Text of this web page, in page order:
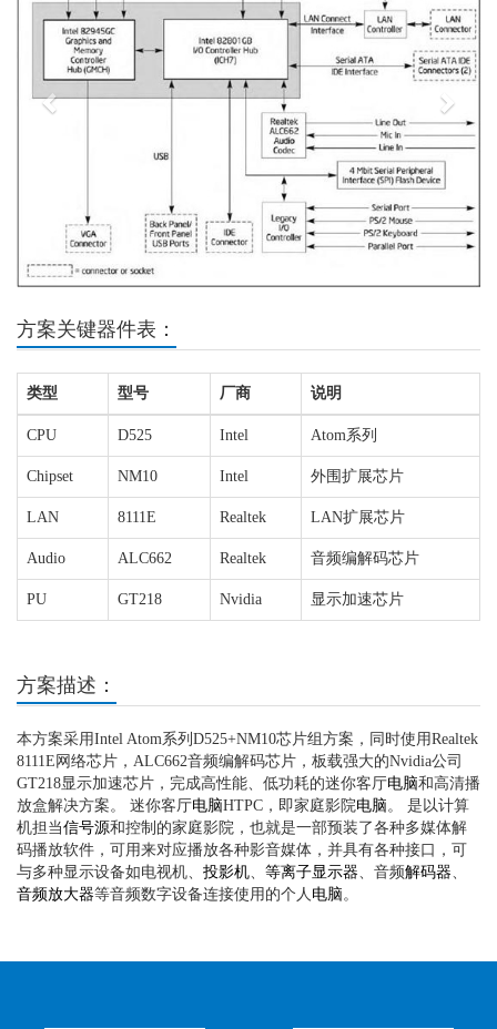
方案关键器件表：
类型 型号 厂商 说明
CPU D525 Intel Atom系列
Chipset NM10 Intel 外围扩展芯片
LAN 8111E Realtek LAN扩展芯片
Audio ALC662 Realtek 音频编解码芯片
PU GT218 Nvidia 显示加速芯片
方案描述：
本方案采用Intel Atom系列D525+NM10芯片组方案，同时使用Realtek
8111E网络芯片，ALC662音频编解码芯片，板载强大的Nvidia公司
GT218显示加速芯片，完成高性能、低功耗的迷你客厅电脑和高清播
放盒解决方案。 迷你客厅电脑HTPC，即家庭影院电脑 。 是以计算
机担当信号源和控制的家庭影院，也就是一部预装了各种多媒体解
码播放软件，可用来对应播放各种影音媒体，并具有各种接口，可
与多种显示设备如电视机、 投影机 等离子显示器 、音频解码器
音频放大器等音频数字设备连接使用的个人 电脑 。